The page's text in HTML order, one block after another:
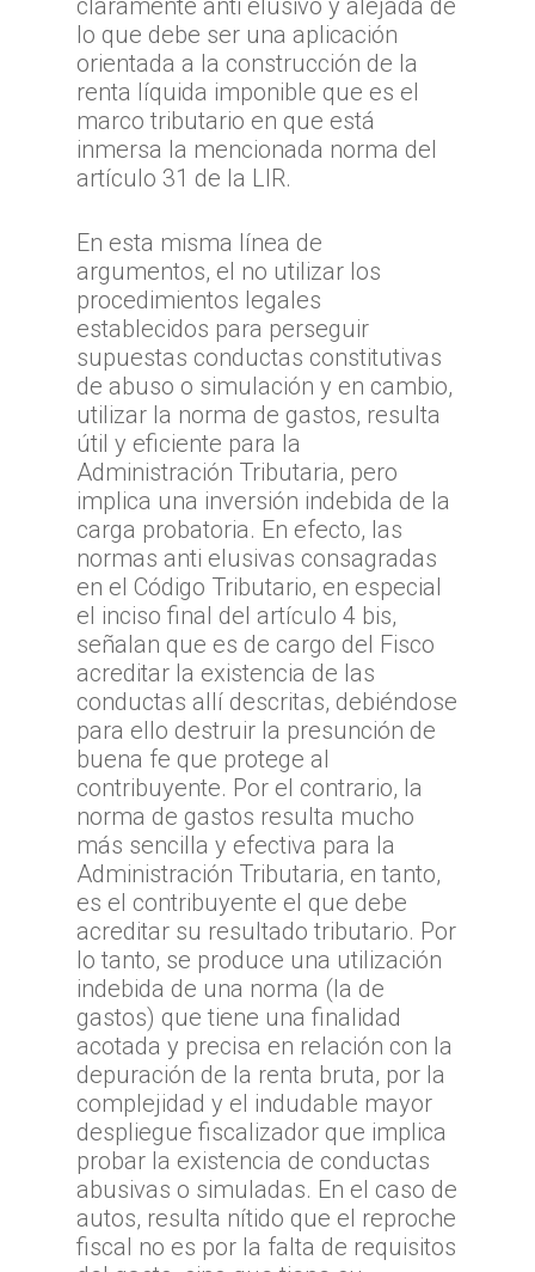
claramente anti elusivo y alejada de
lo que debe ser una aplicación
orientada a la construcción de la
renta líquida imponible que es el
marco tributario en que está
inmersa la mencionada norma del
artículo 31 de la LIR.
En esta misma línea de
argumentos, el no utilizar los
procedimientos legales
establecidos para perseguir
supuestas conductas constitutivas
de abuso o simulación y en cambio,
utilizar la norma de gastos, resulta
útil y eficiente para la
Administración Tributaria, pero
implica una inversión indebida de la
carga probatoria. En efecto, las
normas anti elusivas consagradas
en el Código Tributario, en especial
el inciso final del artículo 4 bis,
señalan que es de cargo del Fisco
acreditar la existencia de las
conductas allí descritas, debiéndose
para ello destruir la presunción de
buena fe que protege al
contribuyente. Por el contrario, la
norma de gastos resulta mucho
más sencilla y efectiva para la
Administración Tributaria, en tanto,
es el contribuyente el que debe
acreditar su resultado tributario. Por
lo tanto, se produce una utilización
indebida de una norma (la de
gastos) que tiene una finalidad
acotada y precisa en relación con la
depuración de la renta bruta, por la
complejidad y el indudable mayor
despliegue fiscalizador que implica
probar la existencia de conductas
abusivas o simuladas. En el caso de
autos, resulta nítido que el reproche
fiscal no es por la falta de requisitos